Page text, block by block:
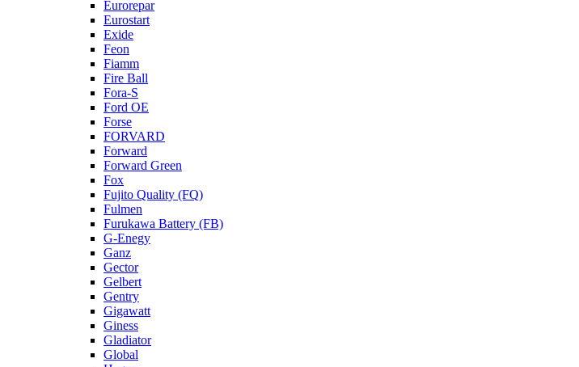
Eurorepar
Eurostart
Exide
Feon
Fiamm
Fire Ball
Fora-S
Ford OE
Forse
FORVARD
Forward
Forward Green
Fox
Fujito Quality (FQ)
Fulmen
Furukawa Battery (FB)
G-Enegy
Ganz
Gector
Gelbert
Gentry
Gigawatt
Giness
Gladiator
Global